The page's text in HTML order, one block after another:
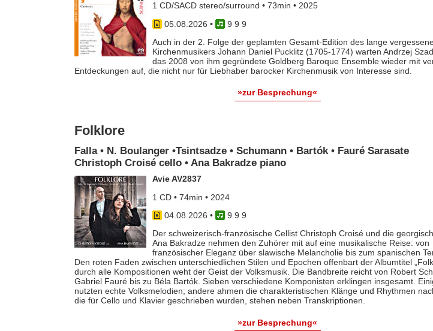
1 CD/SACD stereo/surround • 73min • 2025
05.08.2026 •
9 9 9
Auch in der 2. Folge der geplamten Gesamt-Edition des lange
Kirchenmusikers Johann Daniel Pucklitz (1705-1774) warten Andrzej
das 2008 von ihm gegründete Goldberg Baroque Ensemble wieder mit
Entdeckungen auf, die nicht nur für Liebhaber barocker Kirchenmusik von Interesse sind.
»zur Besprechung«
Folklore
Falla • N. Boulanger •Tsintsadze • Schumann • Bartók • Fauré Sarasate
Christoph Croisé cello • Ana Bakradze piano
Avie AV2837
1 CD • 74min • 2024
04.08.2026 •
9 9 9
Der schweizerisch-französische Cellist Christoph Croisé und die
Ana Bakradze nehmen den Zuhörer mit auf eine musikalische Reise: von
französischer Eleganz über slawische Melancholie bis zum spanischen
Den roten Faden zwischen unterschiedlichen Stilen und Epochen offenbart der Albumtitel
durch alle Kompositionen weht der Geist der Volksmusik. Die Bandbreite reicht von Robert
Gabriel Fauré bis zu Béla Bartók. Sieben verschiedene Komponisten erklingen insgesamt.
nutzten echte Volksmelodien; andere ahmen die charakteristischen Klänge und Rhythmen
die für Cello und Klavier geschrieben wurden, stehen neben Transkriptionen.
»zur Besprechung«